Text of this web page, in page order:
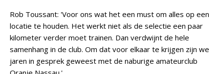
Rob Toussant: 'Voor ons wat het een must om alles op een
locatie te houden. Het werkt niet als de selectie een paar
kilometer verder moet trainen. Dan verdwijnt de hele
samenhang in de club. Om dat voor elkaar te krijgen zijn we
jaren in gesprek geweest met de naburige amateurclub